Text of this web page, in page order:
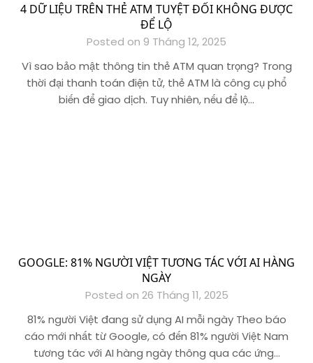
4 DỮ LIỆU TRÊN THẺ ATM TUYỆT ĐỐI KHÔNG ĐƯỢC
ĐỂ LỘ
Posted on 9 Tháng 12, 2025
Vì sao bảo mật thông tin thẻ ATM quan trọng? Trong
thời đại thanh toán điện tử, thẻ ATM là công cụ phổ
biến để giao dịch. Tuy nhiên, nếu để lộ…
GOOGLE: 81% NGƯỜI VIỆT TƯƠNG TÁC VỚI AI HÀNG
NGÀY
Posted on 26 Tháng 11, 2025
81% người Việt đang sử dụng AI mỗi ngày Theo báo
cáo mới nhất từ Google, có đến 81% người Việt Nam
tương tác với AI hàng ngày thông qua các ứng…